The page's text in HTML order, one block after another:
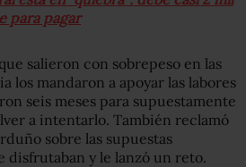
para pagar
salieron con sobrepeso en las
los mandaron a apoyar las labores
seis meses para supuestamente
a intentarlo. También reclamó
sobre las supuestas
disfrutaban y le lanzó un reto.